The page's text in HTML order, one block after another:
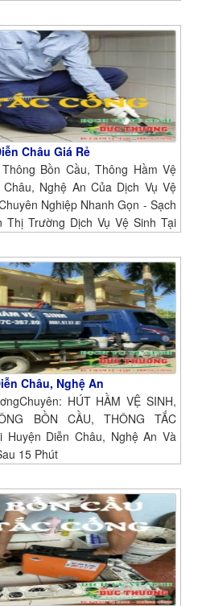
Châu Giá Rẻ
Bồn Cầu, Thông Hầm Vệ
Nghệ An Của Dịch Vụ Vệ
Nghiệp Nhanh Gọn - Sạch
Trường Dịch Vụ Vệ Sinh Tại
Châu, Nghệ An
HÚT HẦM VỆ SINH,
BỒN CẦU, THÔNG TẮC
Huyện Diễn Châu, Nghệ An Và
15 Phút